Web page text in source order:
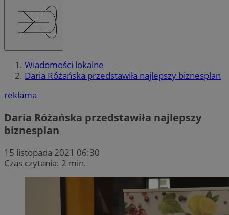
Wiadomości lokalne
Daria Różańska przedstawiła najlepszy biznesplan
reklama
Daria Różańska przedstawiła najlepszy
biznesplan
15 listopada 2021 06:30
Czas czytania: 2 min.